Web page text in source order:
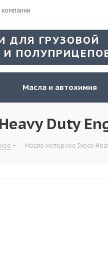
компании
ДЛЯ ГРУЗОВОЙ
И
Масла и автохимия
Duty
- Масло моторное Iveco